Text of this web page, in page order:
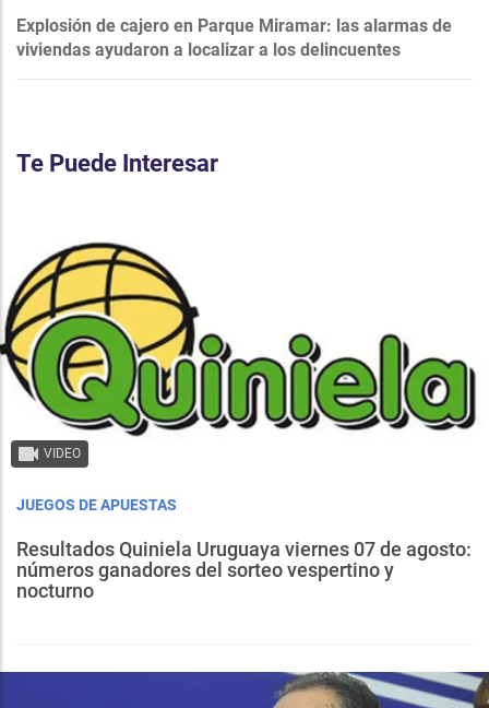
Explosión de cajero en Parque Miramar: las alarmas de
viviendas ayudaron a localizar a los delincuentes
Te Puede Interesar
VIDEO
JUEGOS DE APUESTAS
Resultados Quiniela Uruguaya viernes 07 de agosto:
números ganadores del sorteo vespertino y
nocturno